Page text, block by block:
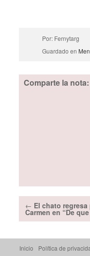
Por: Fernytarg
Guardado en
Comparte la nota:
← El chato
Carmen en “De
Inicio Política de